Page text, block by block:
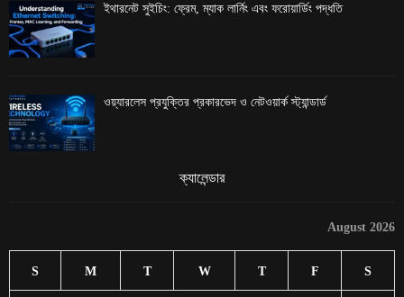
ইথারনেট সুইচিং: ফ্রেম, ম্যাক লার্নিং এবং ফরোয়ার্ডিং পদ্ধতি
ওয়্যারলেস প্রযুক্তির প্রকারভেদ ও নেটওয়ার্ক স্ট্যান্ডার্ড
ক্যালেন্ডার
August 2026
S M T W T F S